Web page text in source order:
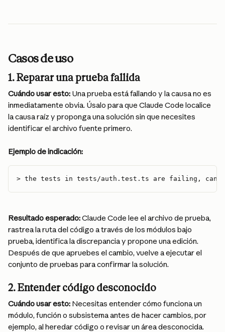
Casos de uso
1. Reparar una prueba fallida
Cuándo usar esto: Una prueba está fallando y la causa no es
inmediatamente obvia. Úsalo para que Claude Code localice
la causa raíz y proponga una solución sin que necesites
identificar el archivo fuente primero.
Ejemplo de indicación:
> the tests in tests/auth.test.ts are failing, can
Resultado esperado: Claude Code lee el archivo de prueba,
rastrea la ruta del código a través de los módulos bajo
prueba, identifica la discrepancia y propone una edición.
Después de que apruebes el cambio, vuelve a ejecutar el
conjunto de pruebas para confirmar la solución.
2. Entender código desconocido
Cuándo usar esto: Necesitas entender cómo funciona un
módulo, función o subsistema antes de hacer cambios, por
ejemplo, al heredar código o revisar un área desconocida.